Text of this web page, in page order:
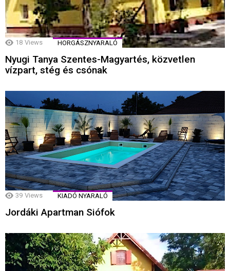
18 Views HORGÁSZNYARALÓ
Nyugi Tanya Szentes-Magyartés, közvetlen
vízpart, stég és csónak
39 Views KIADÓ NYARALÓ
Jordáki Apartman Siófok